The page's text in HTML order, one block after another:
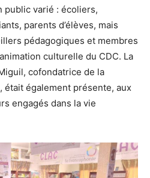
public varié : écoliers,
parents d’élèves, mais
pédagogiques et membres
culturelle du CDC. La
cofondatrice de la
était également présente, aux
engagés dans la vie